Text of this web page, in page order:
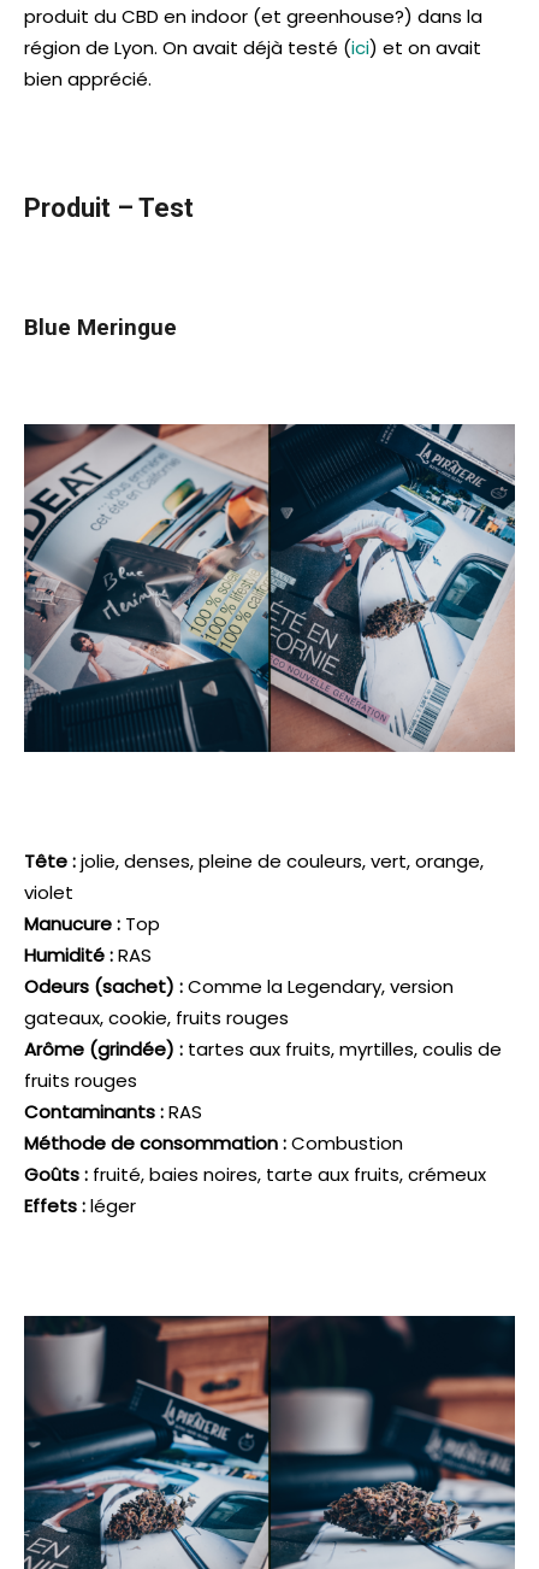
produit du CBD en indoor (et greenhouse?) dans la
région de Lyon. On avait déjà testé (ici) et on avait
bien apprécié.
Produit – Test
Blue Meringue
Tête :jolie, denses, pleine de couleurs, vert, orange,
violet
Manucure : Top
Humidité :RAS
Odeurs (sachet) :Comme la Legendary, version
gateaux, cookie, fruits rouges
Arôme (grindée) : tartes aux fruits, myrtilles, coulis de
fruits rouges
Contaminants :RAS
Méthode de consommation :Combustion
Goûts : fruité, baies noires, tarte aux fruits, crémeux
Effets :léger